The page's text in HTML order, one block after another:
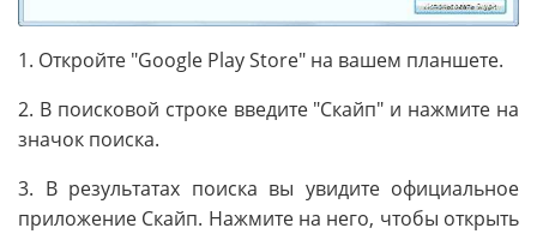
1. Откройте "Google Play Store" на вашем планшете.
2. В поисковой строке введите "Скайп" и нажмите на
значок поиска.
3. В результатах поиска вы увидите официальное
приложение Скайп. Нажмите на него, чтобы открыть